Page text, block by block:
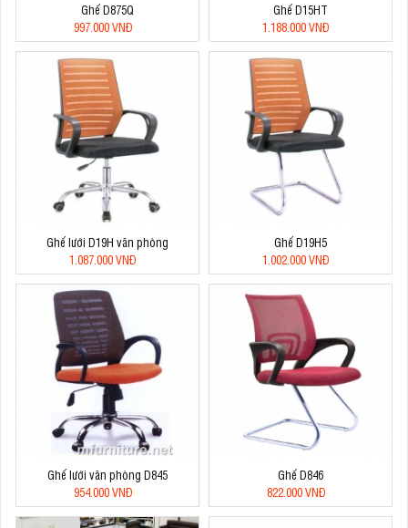
Ghế D875Q
997.000 VNĐ
Ghế D15HT
1.188.000 VNĐ
Ghế lưới D19H văn phòng
1.087.000 VNĐ
Ghế D19H5
1.002.000 VNĐ
Ghế lưới văn phòng D845
954.000 VNĐ
Ghế D846
822.000 VNĐ